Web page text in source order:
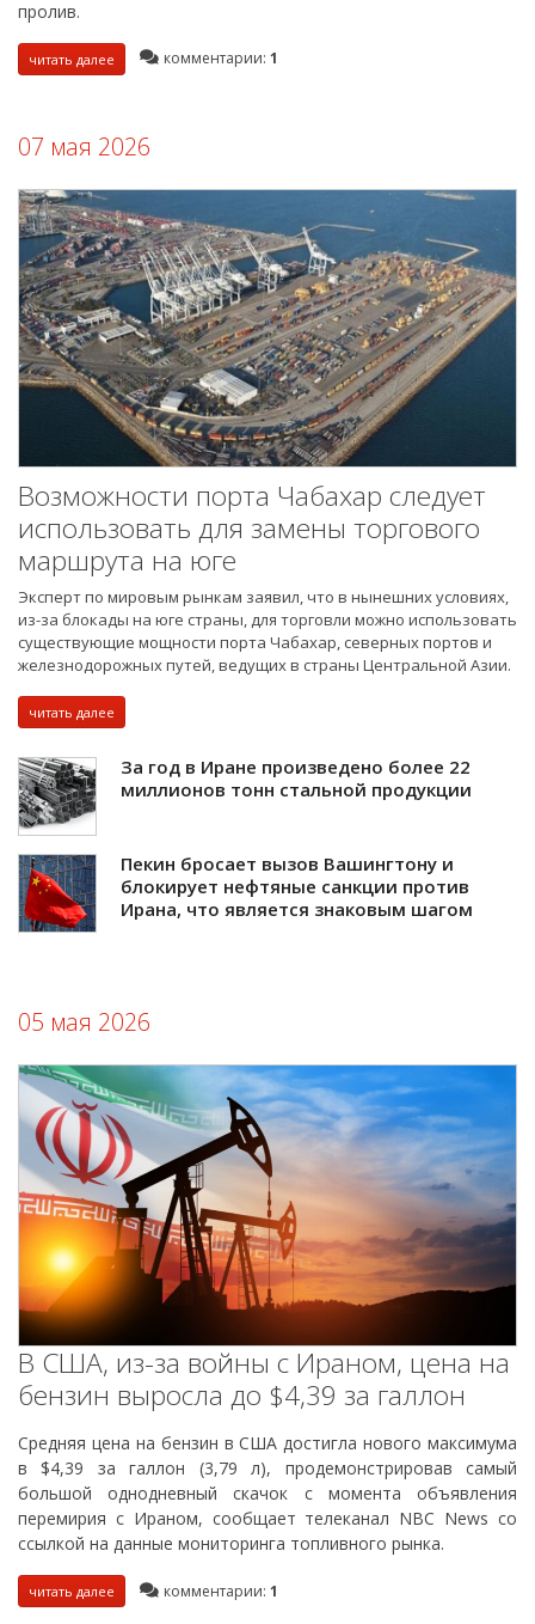
пролив.
читать далее комментарии: 1
07 мая 2026
Возможности порта Чабахар следует
использовать для замены торгового
маршрута на юге
Эксперт по мировым рынкам заявил, что в нынешних условиях,
из-за блокады на юге страны, для торговли можно использовать
существующие мощности порта Чабахар, северных портов и
железнодорожных путей, ведущих в страны Центральной Азии.
читать далее
За год в Иране произведено более 22
миллионов тонн стальной продукции
Пекин бросает вызов Вашингтону и
блокирует нефтяные санкции против
Ирана, что является знаковым шагом
05 мая 2026
В США, из-за войны с Ираном, цена на
бензин выросла до $4,39 за галлон
Средняя цена на бензин в США достигла нового максимума
в $4,39 за галлон (3,79 л), продемонстрировав самый
большой однодневный скачок с момента объявления
перемирия с Ираном, сообщает телеканал NBC News со
ссылкой на данные мониторинга топливного рынка.
читать далее комментарии: 1